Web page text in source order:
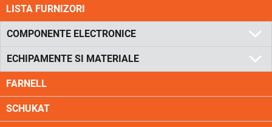
LISTA FURNIZORI
COMPONENTE ELECTRONICE
ECHIPAMENTE SI MATERIALE
FARNELL
SCHUKAT